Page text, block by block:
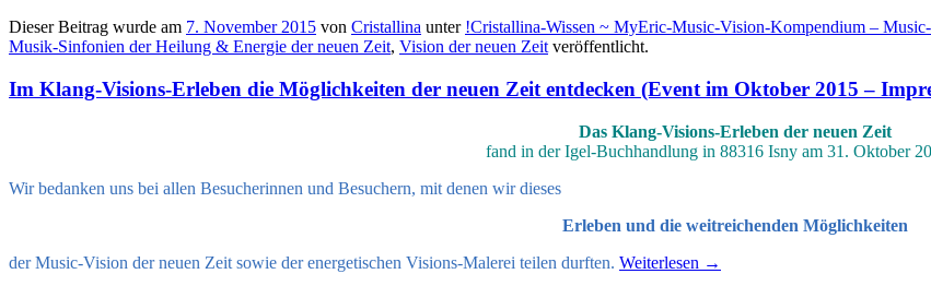
Dieser Beitrag wurde am 7. November 2015 von Cristallina unter !Cristallina-Wissen ~ MyEric-Music-Vision-Kompendium –
Musik-Sinfonien der Heilung & Energie der neuen Zeit, Vision der neuen Zeit veröffentlicht.
Im Klang-Visions-Erleben die Möglichkeiten der neuen Zeit entdecken (Event im Oktober 2015 –
Das Klang-Visions-Erleben der neuen Zeit
fand in der Igel-Buchhandlung in 88316 Isny am 31. Oktober
Wir bedanken uns bei allen Besucherinnen und Besuchern, mit denen wir dieses
Erleben und die weitreichenden Möglichkeiten
der Music-Vision der neuen Zeit sowie der energetischen Visions-Malerei teilen durften. Weiterlesen →